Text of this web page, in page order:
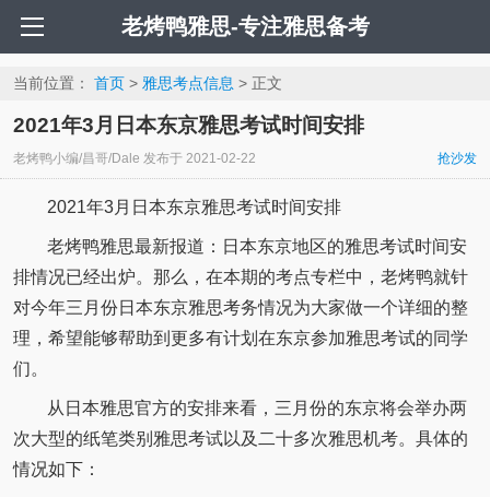
老烤鸭雅思-专注雅思备考
当前位置： 首页> 雅思考点信息 > 正文
2021年3月日本东京雅思考试时间安排
老烤鸭小编/昌哥/Dale 发布于 2021-02-22 抢沙发
2021年3月日本东京雅思考试时间安排
老烤鸭雅思最新报道：日本东京地区的雅思考试时间安
排情况已经出炉。那么，在本期的考点专栏中，老烤鸭就针
对今年三月份日本东京雅思考务情况为大家做一个详细的整
理，希望能够帮助到更多有计划在东京参加雅思考试的同学
们。
从日本雅思官方的安排来看，三月份的东京将会举办两
次大型的纸笔类别雅思考试以及二十多次雅思机考。具体的
情况如下：